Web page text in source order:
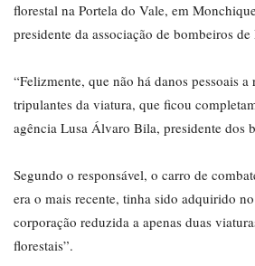
florestal na Portela do Vale, em
presidente da associação de bombeiros de
“Felizmente, que não há danos pessoais
tripulantes da viatura, que ficou
agência Lusa Álvaro Bila, presidente dos
Segundo o responsável, o carro de
era o mais recente, tinha sido adquirido
corporação reduzida a apenas duas
florestais”.